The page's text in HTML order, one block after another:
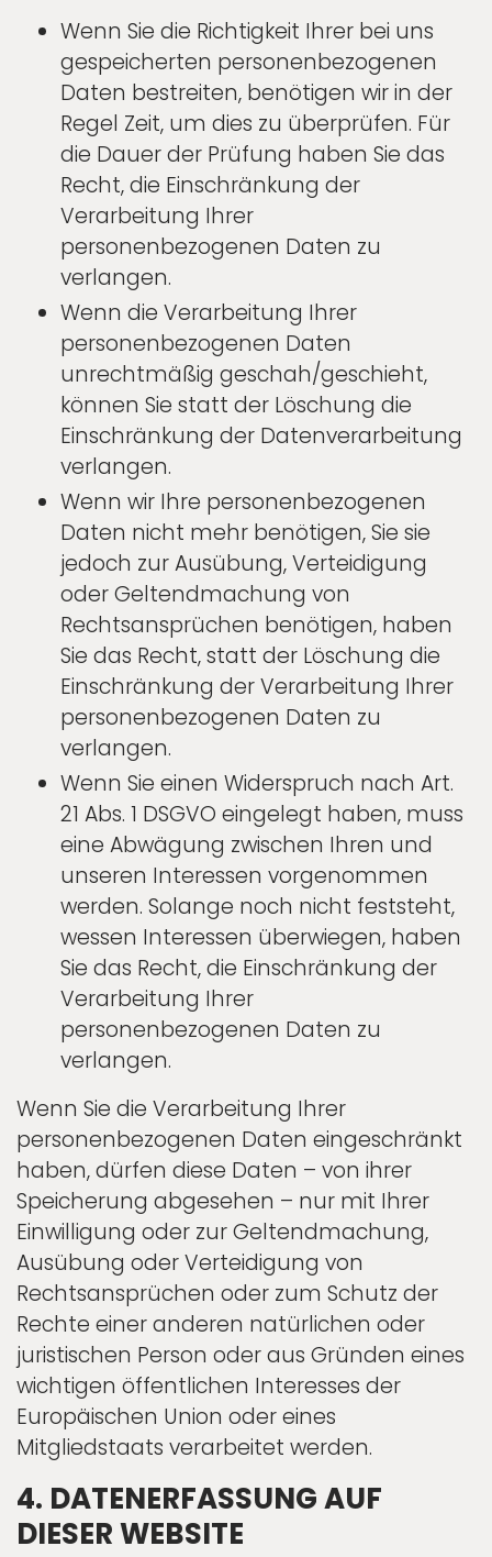
Wenn Sie die Richtigkeit Ihrer bei uns
gespeicherten personenbezogenen
Daten bestreiten, benötigen wir in der
Regel Zeit, um dies zu überprüfen. Für
die Dauer der Prüfung haben Sie das
Recht, die Einschränkung der
Verarbeitung Ihrer
personenbezogenen Daten zu
verlangen.
Wenn die Verarbeitung Ihrer
personenbezogenen Daten
unrechtmäßig geschah/geschieht,
können Sie statt der Löschung die
Einschränkung der Datenverarbeitung
verlangen.
Wenn wir Ihre personenbezogenen
Daten nicht mehr benötigen, Sie sie
jedoch zur Ausübung, Verteidigung
oder Geltendmachung von
Rechtsansprüchen benötigen, haben
Sie das Recht, statt der Löschung die
Einschränkung der Verarbeitung Ihrer
personenbezogenen Daten zu
verlangen.
Wenn Sie einen Widerspruch nach Art.
21 Abs. 1 DSGVO eingelegt haben, muss
eine Abwägung zwischen Ihren und
unseren Interessen vorgenommen
werden. Solange noch nicht feststeht,
wessen Interessen überwiegen, haben
Sie das Recht, die Einschränkung der
Verarbeitung Ihrer
personenbezogenen Daten zu
verlangen.
Wenn Sie die Verarbeitung Ihrer
personenbezogenen Daten eingeschränkt
haben, dürfen diese Daten – von ihrer
Speicherung abgesehen – nur mit Ihrer
Einwilligung oder zur Geltendmachung,
Ausübung oder Verteidigung von
Rechtsansprüchen oder zum Schutz der
Rechte einer anderen natürlichen oder
juristischen Person oder aus Gründen eines
wichtigen öffentlichen Interesses der
Europäischen Union oder eines
Mitgliedstaats verarbeitet werden.
4. DATENERFASSUNG AUF
DIESER WEBSITE